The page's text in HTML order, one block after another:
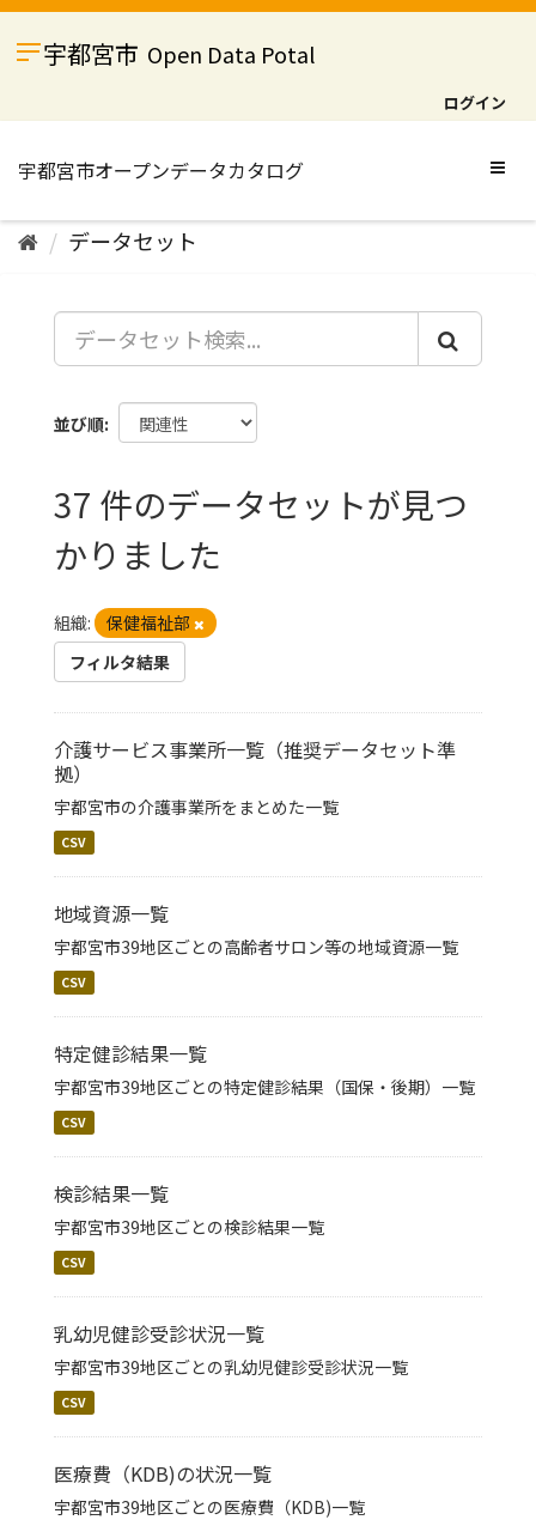
ス
宇都宮市 Open Data Potal
ログイン
データセット
並び順
37 件のデータセットが見つ
かりました
組織:
保健福祉部
フィルタ結果
介護サービス事業所一覧（推奨データセット準
拠）
宇都宮市の介護事業所をまとめた一覧
CSV
地域資源一覧
宇都宮市39地区ごとの高齢者サロン等の地域資源一覧
CSV
特定健診結果一覧
宇都宮市39地区ごとの特定健診結果（国保・後期）一覧
CSV
検診結果一覧
宇都宮市39地区ごとの検診結果一覧
CSV
乳幼児健診受診状況一覧
宇都宮市39地区ごとの乳幼児健診受診状況一覧
CSV
医療費（KDB)の状況一覧
宇都宮市39地区ごとの医療費（KDB)一覧